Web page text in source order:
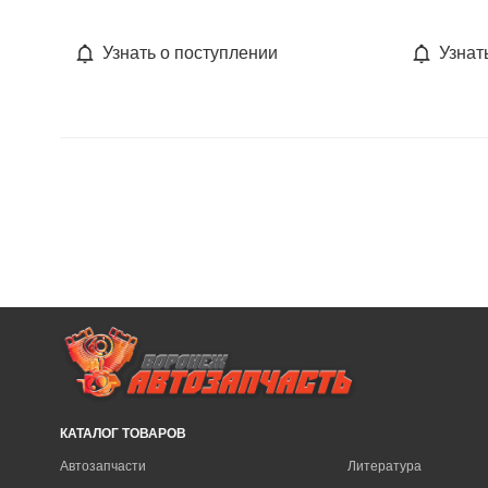
Узнать о поступлении
КАТАЛОГ ТОВАРОВ
Автозапчасти
Литература